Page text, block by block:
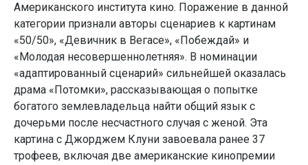
Американского института кино. Поражение в данной
категории признали авторы сценариев к картинам
«50/50», «Девичник в Вегасе», «Побеждай» и
«Молодая несовершеннолетняя». В номинации
«адаптированный сценарий» сильнейшей оказалась
драма «Потомки», рассказывающая о попытке
богатого землевладельца найти общий язык с
дочерьми после несчастного случая с женой. Эта
картина с Джорджем Клуни завоевала ранее 37
трофеев, включая две американские кинопремии